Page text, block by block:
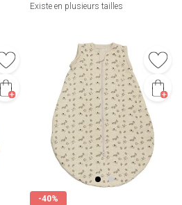
Existe en plusieurs tailles
-40%